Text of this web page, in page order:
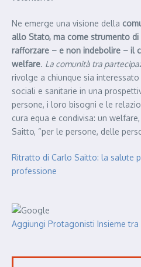
Ne emerge una visione della
allo Stato, ma come strumento
rafforzare – e non indebolire – il
welfare. La comunità tra
rivolge a chiunque sia
sociali e sanitarie in una
persone, i loro bisogni e le
cura equa e condivisa: un
Saitto, “per le persone, delle
Ritratto di Carlo Saitto: la salute
professione
Aggiungi Protagonisti Insieme